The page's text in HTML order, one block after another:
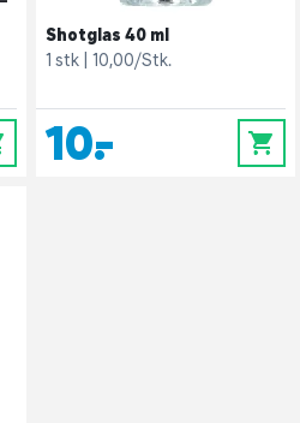
Shotglas 40 ml
1 stk
10,00/Stk.
10,- 0